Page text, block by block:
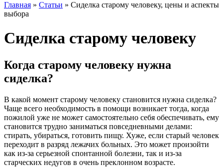
Главная » Статьи » Сиделка старому человеку, цены и аспекты
выбора
Сиделка старому человеку
Когда старому человеку нужна
сиделка?
В какой момент старому человеку становится нужна сиделка?
Чаще всего необходимость в помощи возникает тогда, когда
пожилой уже не может самостоятельно себя обеспечивать, ему
становится трудно заниматься повседневными делами:
стирать, убираться, готовить пищу. Хуже, если старый человек
переходит в разряд лежачих больных. Это может произойти
как из-за серьезной спонтанной болезни, так и из-за
старческих недугов в очень преклонном возрасте.